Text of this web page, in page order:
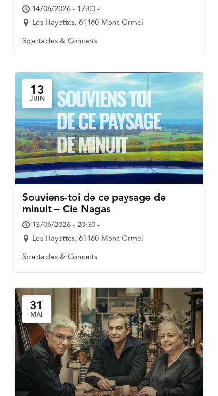
14/06/2026 - 17:00 -
Les Hayettes, 61160 Mont-Ormel
Spectacles & Concerts
13
JUIN
Souviens-toi de ce paysage de
minuit – Cie Nagas
13/06/2026 - 20:30 -
Les Hayettes, 61160 Mont-Ormel
Spectacles & Concerts
31
MAI